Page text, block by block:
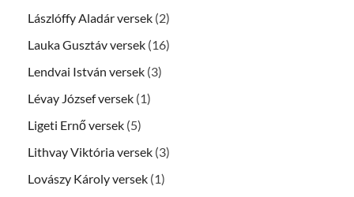
Lászlóffy Aladár versek (2)
Lauka Gusztáv versek (16)
Lendvai István versek (3)
Lévay József versek (1)
Ligeti Ernő versek (5)
Lithvay Viktória versek (3)
Lovászy Károly versek (1)